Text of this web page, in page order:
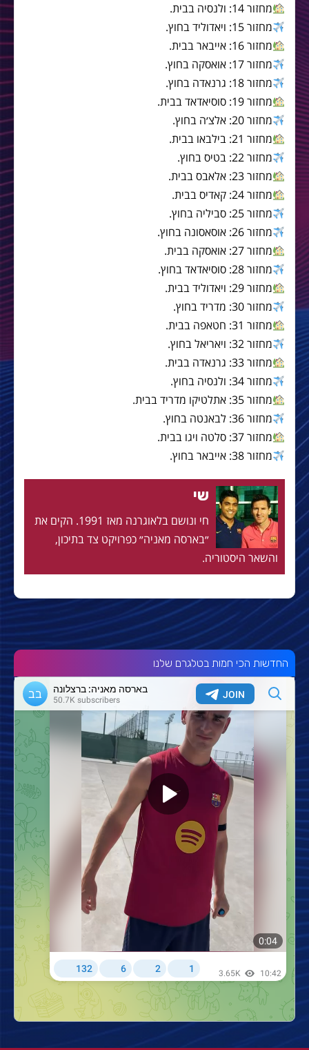
מחזור 14: ולנסיה בבית.
מחזור 15: ויאדוליד בחוץ.
מחזור 16: אייבאר בבית.
מחזור 17: אואסקה בחוץ.
מחזור 18: גרנאדה בחוץ.
מחזור 19: סוסיאדאד בבית.
מחזור 20: אלצ׳ה בחוץ.
מחזור 21: בילבאו בבית.
מחזור 22: בטיס בחוץ.
מחזור 23: אלאבס בבית.
מחזור 24: קאדיס בבית.
מחזור 25: סביליה בחוץ.
מחזור 26: אוסאסונה בחוץ.
מחזור 27: אואסקה בבית.
מחזור 28: סוסיאדאד בחוץ.
מחזור 29: ויאדוליד בבית.
מחזור 30: מדריד בחוץ.
מחזור 31: חטאפה בבית.
מחזור 32: ויאריאל בחוץ.
מחזור 33: גרנאדה בבית.
מחזור 34: ולנסיה בחוץ.
מחזור 35: אתלטיקו מדריד בבית.
מחזור 36: לבאנטה בחוץ.
מחזור 37: סלטה ויגו בבית.
מחזור 38: אייבאר בחוץ.
שי
חי ונושם בלאוגרנה מאז 1991. הקים את
״בארסה מאניה״ כפרויקט צד בתיכון,
והשאר היסטוריה.
החדשות הכי חמות בטלגרם שלנו